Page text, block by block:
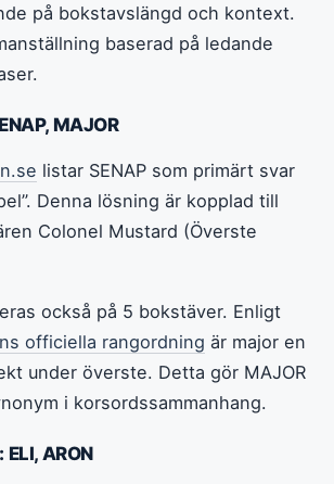
på bokstavslängd och kontext.
baserad på ledande
MAJOR
listar SENAP som primärt svar
Denna lösning är kopplad till
Colonel Mustard (Överste
också på 5 bokstäver. Enligt
officiella rangordning är major en
under överste. Detta gör MAJOR
i korsordssammanhang.
ARON